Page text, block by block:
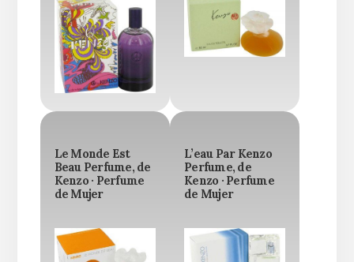
Le Monde Est
Beau Perfume, de
Kenzo · Perfume
de Mujer
L’eau Par Kenzo
Perfume, de
Kenzo · Perfume
de Mujer